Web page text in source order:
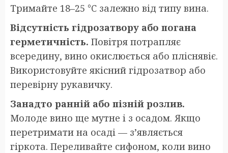
Тримайте 18–25 °C залежно від типу вина.
Відсутність гідрозатвору або погана
герметичність. Повітря потрапляє
всередину, вино окислюється або пліснявіє.
Використовуйте якісний гідрозатвор або
перевірну рукавичку.
Занадто ранній або пізній розлив.
Молоде вино ще мутне і з осадом. Якщо
перетримати на осаді — з’являється
гіркота. Переливайте сифоном, коли вино